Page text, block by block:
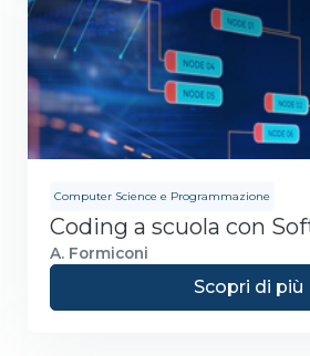
Computer Science e Programmazione
Coding a scuola con
A. Formiconi
Scopri di più